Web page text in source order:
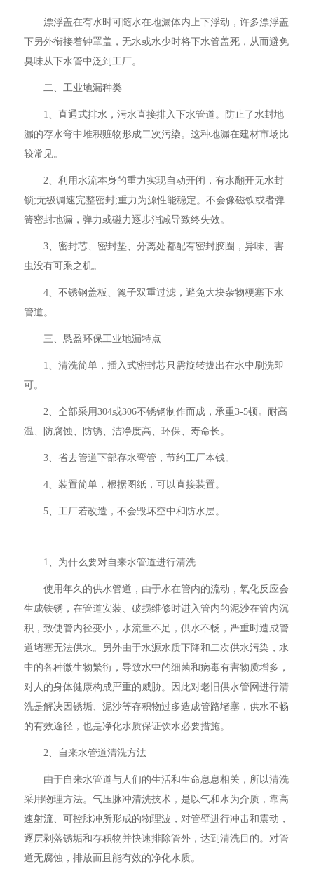
漂浮盖在有水时可随水在地漏体内上下浮动，许多漂浮盖
下另外衔接着钟罩盖，无水或水少时将下水管盖死，从而避免
臭味从下水管中泛到工厂。
二、工业地漏种类
1、直通式排水，污水直接排入下水管道。防止了水封地
漏的存水弯中堆积赃物形成二次污染。这种地漏在建材市场比
较常见。
2、利用水流本身的重力实现自动开闭，有水翻开无水封
锁;无级调速完整密封;重力为源性能稳定。不会像磁铁或者弹
簧密封地漏，弹力或磁力逐步消减导致终失效。
3、密封芯、密封垫、分离处都配有密封胶圈，异味、害
虫没有可乘之机。
4、不锈钢盖板、篦子双重过滤，避免大块杂物梗塞下水
管道。
三、恳盈环保工业地漏特点
1、清洗简单，插入式密封芯只需旋转拔出在水中刷洗即
可。
2、全部采用304或306不锈钢制作而成，承重3-5顿。耐高
温、防腐蚀、防锈、洁净度高、环保、寿命长。
3、省去管道下部存水弯管，节约工厂本钱。
4、装置简单，根据图纸，可以直接装置。
5、工厂若改造，不会毁坏空中和防水层。
1、为什么要对自来水管道进行清洗
使用年久的供水管道，由于水在管内的流动，氧化反应会
生成铁锈，在管道安装、破损维修时进入管内的泥沙在管内沉
积，致使管内径变小，水流量不足，供水不畅，严重时造成管
道堵塞无法供水。另外由于水源水质下降和二次供水污染，水
中的各种微生物繁衍，导致水中的细菌和病毒有害物质增多，
对人的身体健康构成严重的威胁。因此对老旧供水管网进行清
洗是解决因锈垢、泥沙等存积物过多造成管路堵塞，供水不畅
的有效途径，也是净化水质保证饮水必要措施。
2、自来水管道清洗方法
由于自来水管道与人们的生活和生命息息相关，所以清洗
采用物理方法。气压脉冲清洗技术，是以气和水为介质，靠高
速射流、可控脉冲所形成的物理波，对管壁进行冲击和震动，
逐层剥落锈垢和存积物并快速排除管外，达到清洗目的。对管
道无腐蚀，排放而且能有效的净化水质。